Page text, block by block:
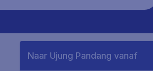
Naar Ujung Pandang vanaf